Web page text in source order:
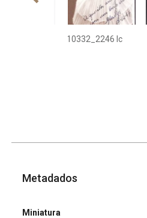
10332_2246 Ic
Metadados
Miniatura